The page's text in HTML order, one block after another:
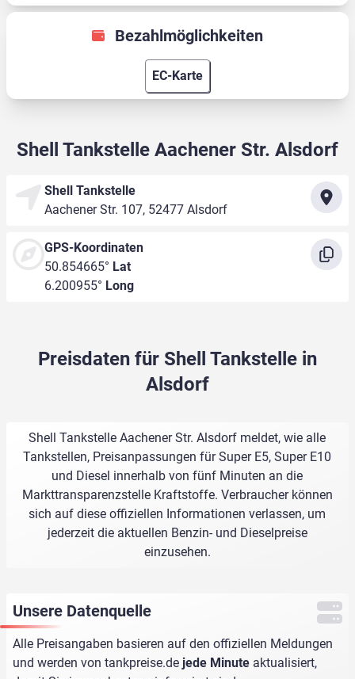
Bezahlmöglichkeiten
EC-Karte
Shell Tankstelle Aachener Str. Alsdorf
Shell Tankstelle
Aachener Str. 107, 52477 Alsdorf
GPS-Koordinaten
50.854665° Lat
6.200955° Long
Preisdaten für Shell Tankstelle in
Alsdorf
Shell Tankstelle Aachener Str. Alsdorf meldet, wie alle
Tankstellen, Preisanpassungen für Super E5, Super E10
und Diesel innerhalb von fünf Minuten an die
Markttransparenzstelle Kraftstoffe. Verbraucher können
sich auf diese offiziellen Informationen verlassen, um
jederzeit die aktuellen Benzin- und Dieselpreise
einzusehen.
Unsere Datenquelle
Alle Preisangaben basieren auf den offiziellen Meldungen
und werden von tankpreise.de jede Minute aktualisiert,